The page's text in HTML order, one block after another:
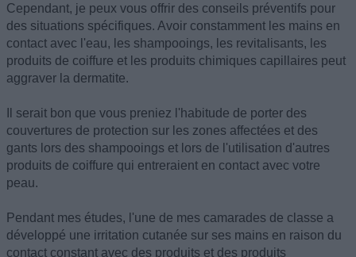
Cependant, je peux vous offrir des conseils préventifs pour
des situations spécifiques. Avoir constamment les mains en
contact avec l'eau, les shampooings, les revitalisants, les
produits de coiffure et les produits chimiques capillaires peut
aggraver la dermatite.
Il serait bon que vous preniez l'habitude de porter des
couvertures de protection sur les zones affectées et des
gants lors des shampooings et lors de l'utilisation d'autres
produits de coiffure qui entreraient en contact avec votre
peau.
Pendant mes études, l'une de mes camarades de classe a
développé une irritation cutanée sur ses mains en raison du
contact constant avec des produits et des produits